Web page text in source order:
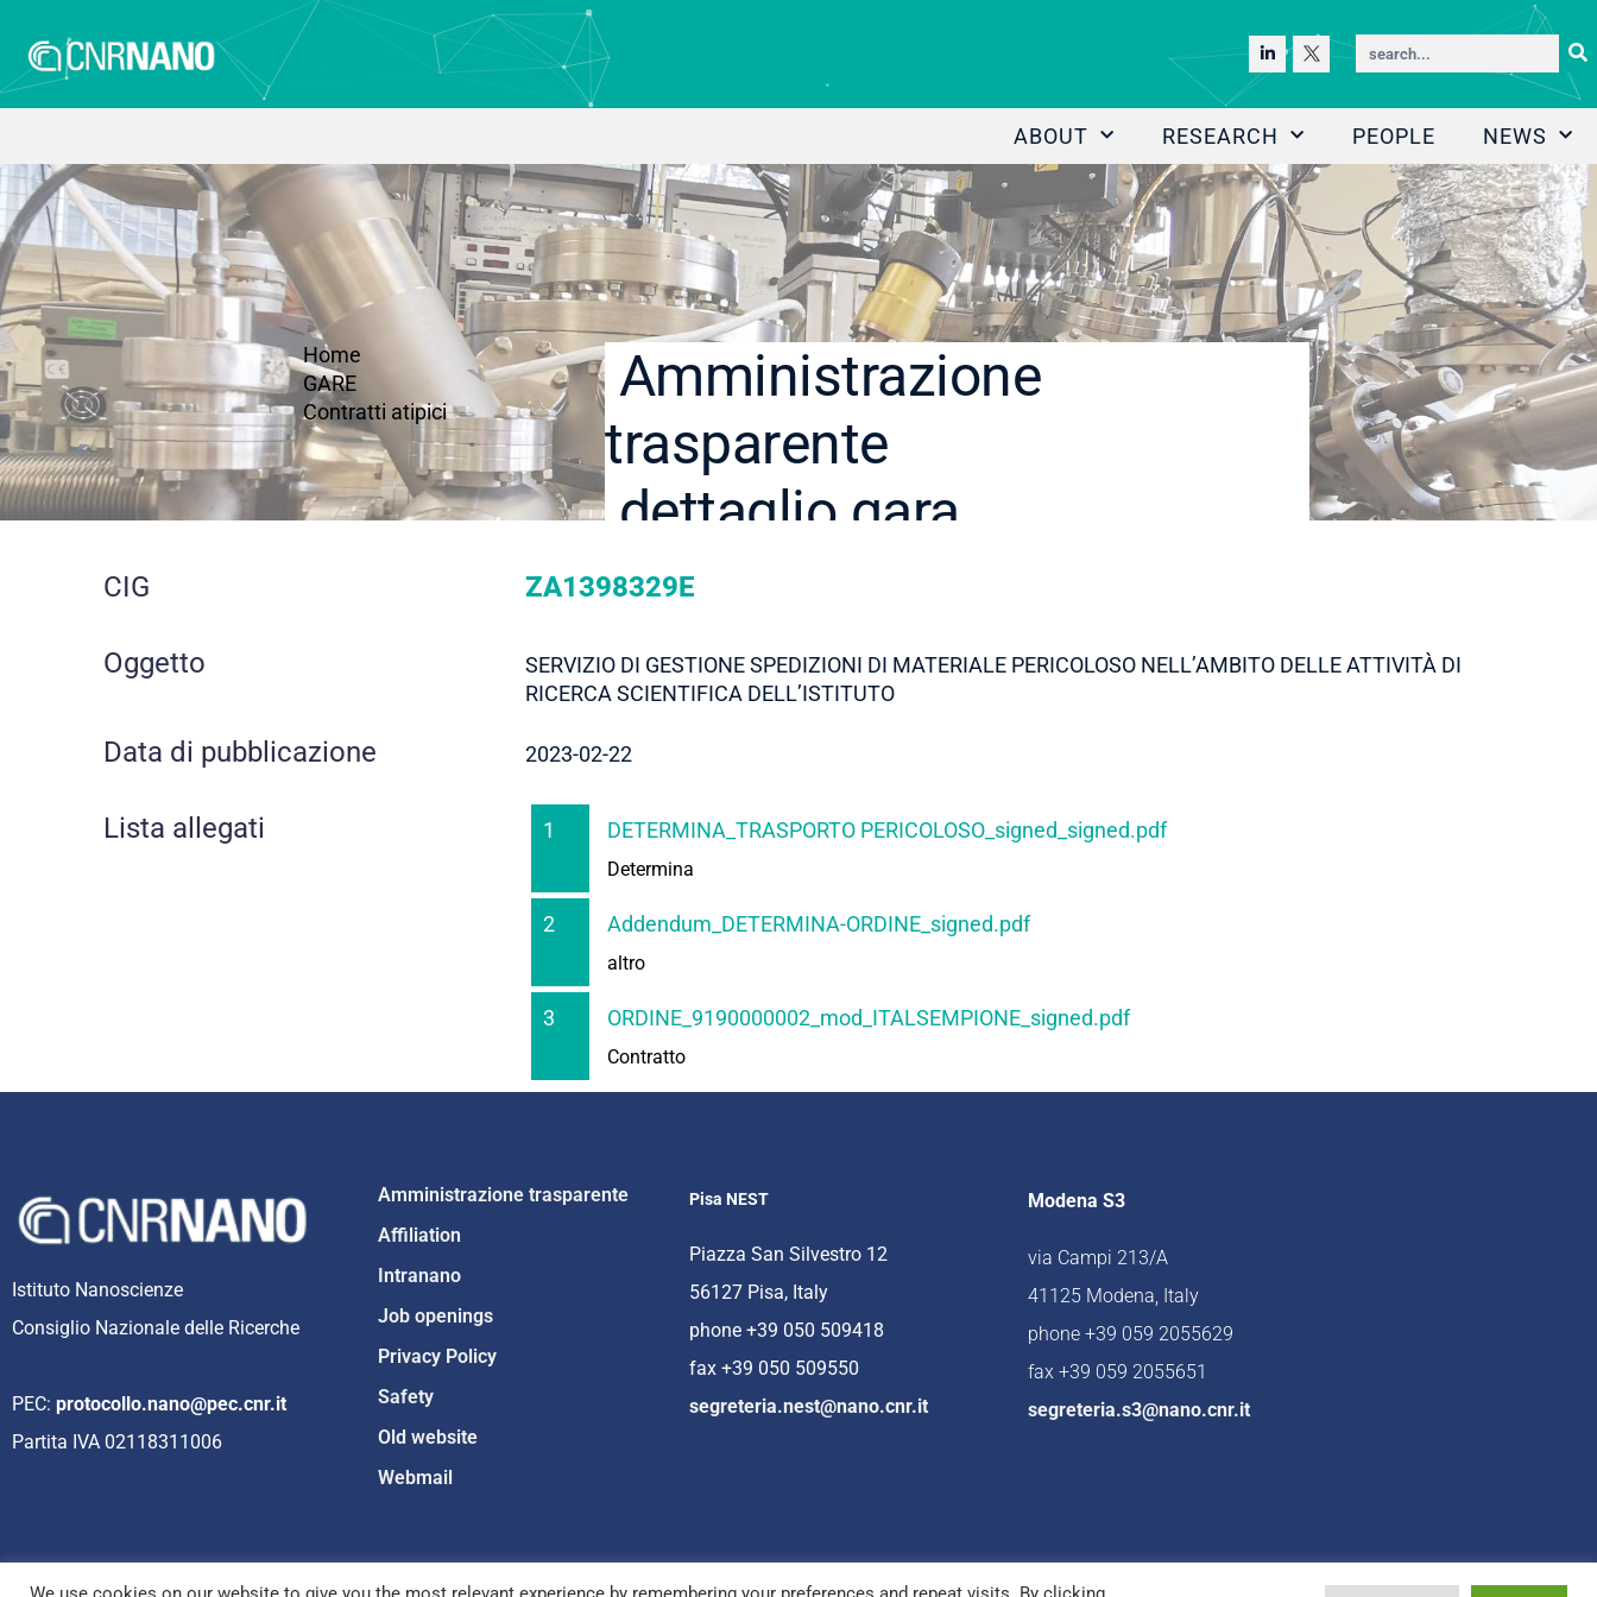
ABOUT RESEARCH PEOPLE NEWS
Home
GARE
Contratti atipici
Amministrazione
trasparente
dettaglio gara
CIG ZA1398329E
Oggetto
SERVIZIO DI GESTIONE SPEDIZIONI DI MATERIALE PERICOLOSO NELL’AMBITO DELLE ATTIVITÀ DI
RICERCA SCIENTIFICA DELL’ISTITUTO
Data di pubblicazione 2023-02-22
Lista allegati 1 DETERMINA_TRASPORTO PERICOLOSO_signed_signed.pdf
Determina
2 Addendum_DETERMINA-ORDINE_signed.pdf
altro
3 ORDINE_9190000002_mod_ITALSEMPIONE_signed.pdf
Contratto
Istituto Nanoscienze
Consiglio Nazionale delle Ricerche
PEC: protocollo.nano@pec.cnr.it
Partita IVA 02118311006
Amministrazione trasparente
Affiliation
Intranano
Job openings
Privacy Policy
Safety
Old website
Webmail
Pisa NEST
Piazza San Silvestro 12
56127 Pisa, Italy
phone +39 050 509418
fax +39 050 509550
segreteria.nest@nano.cnr.it
Modena S3
via Campi 213/A
41125 Modena, Italy
phone +39 059 2055629
fax +39 059 2055651
segreteria.s3@nano.cnr.it